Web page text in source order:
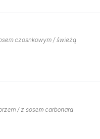
czosnkowym / świeżą
/ z sosem carbonara